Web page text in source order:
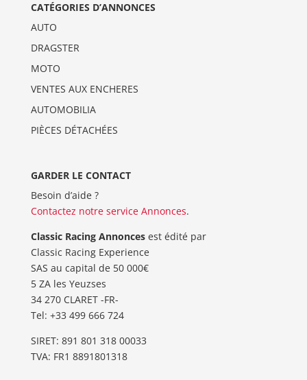
CATÉGORIES D’ANNONCES
AUTO
DRAGSTER
MOTO
VENTES AUX ENCHERES
AUTOMOBILIA
PIÈCES DÉTACHÉES
GARDER LE CONTACT
Besoin d’aide ?
Contactez notre service Annonces.
Classic Racing Annoncesest édité par
Classic Racing Experience
SAS au capital de 50 000€
5 ZA les Yeuzses
34 270 CLARET -FR-
Tel: ‭+33 499 666 724‬
SIRET: 891 801 318 00033
TVA: FR1 8891801318